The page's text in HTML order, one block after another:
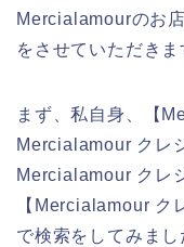
Mercialamourのお
をさせていただきま
まず、私自身、【
Mercialamour クレ
Mercialamour クレ
【Mercialamour
で検索をしてみまし